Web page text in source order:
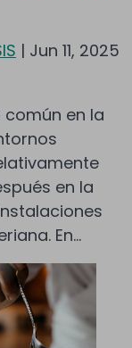
| Jun 11, 2025
común en la
en la
En...